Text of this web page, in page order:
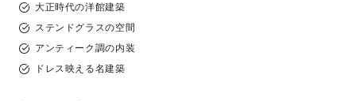
大正時代の洋館建築
ステンドグラスの空間
アンティーク調の内装
ドレス映える名建築